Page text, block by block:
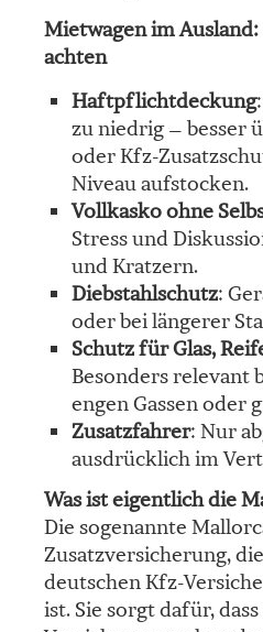
Mietwagen im
achten
Haft­pflichtdeckung
zu niedrig – besser
oder Kfz-
Niveau aufstocken.
Vollkaskoohne
Stress und
und Kratzern.
Diebstahlschutz:
oder bei längerer
Schutz für Glas,
Besonders relevant
engen Gassen oder
Zusatzfahrer: Nur
ausdrücklich im
Was ist eigentlich die
Die sogenannte
Zusatzversicherung,
deutschen Kfz-
ist. Sie sorgt dafür,